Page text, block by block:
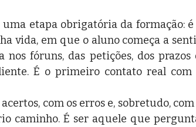
etapa obrigatória da formação: é
vida, em que o aluno começa a
fóruns, das petições, dos prazos
É o primeiro contato real com
com os erros e, sobretudo, com
caminho. É ser aquele que